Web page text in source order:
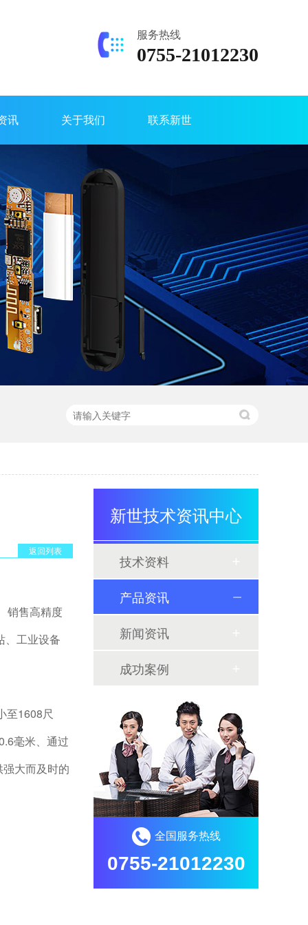
服务热线
0755-21012230
讯 关于我们 联系新世
返回列表
销售高精度
、工业设备
至1608尺
毫米、通过
大而及时的
新世技术资讯中心
技术资料
产品资讯
新闻资讯
成功案例
全国服务热线
0755-21012230